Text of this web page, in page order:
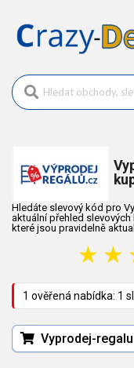
Hledáte slevový kód pro
aktuální přehled
které jsou pravidelně
★ ★
1 ověřená nabídka: 1
Vyprodej-